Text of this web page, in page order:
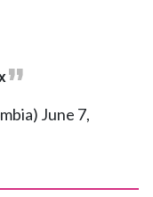
June 7,